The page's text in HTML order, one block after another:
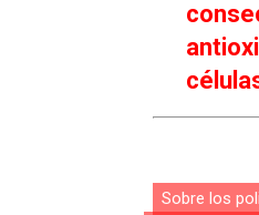
Sobre los